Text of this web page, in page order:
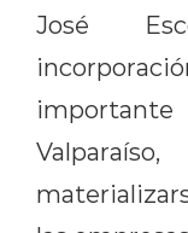
José